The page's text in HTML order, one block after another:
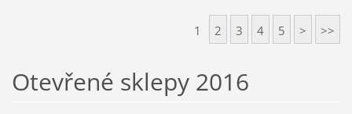
1 2 3 4 5 > >>
Otevřené sklepy 2016